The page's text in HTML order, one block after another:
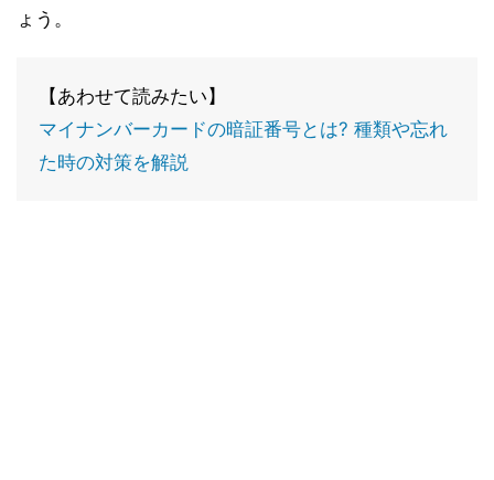
ょう。
【あわせて読みたい】
マイナンバーカードの暗証番号とは? 種類や忘れ
た時の対策を解説